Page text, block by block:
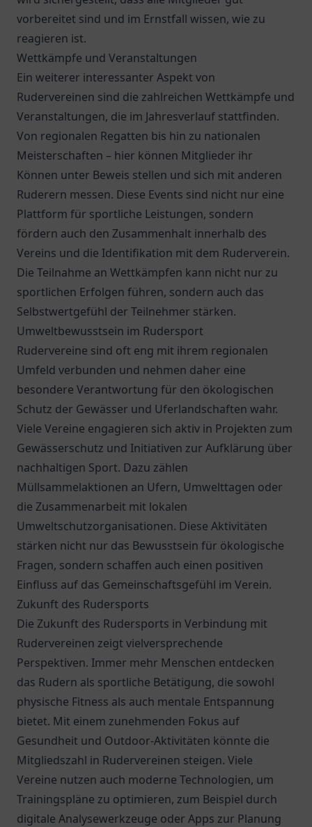
vorbereitet sind und im Ernstfall wissen, wie zu
reagieren ist.
Wettkämpfe und Veranstaltungen
Ein weiterer interessanter Aspekt von
Rudervereinen sind die zahlreichen Wettkämpfe und
Veranstaltungen, die im Jahresverlauf stattfinden.
Von regionalen Regatten bis hin zu nationalen
Meisterschaften – hier können Mitglieder ihr
Können unter Beweis stellen und sich mit anderen
Ruderern messen. Diese Events sind nicht nur eine
Plattform für sportliche Leistungen, sondern
fördern auch den Zusammenhalt innerhalb des
Vereins und die Identifikation mit dem Ruderverein.
Die Teilnahme an Wettkämpfen kann nicht nur zu
sportlichen Erfolgen führen, sondern auch das
Selbstwertgefühl der Teilnehmer stärken.
Umweltbewusstsein im Rudersport
Rudervereine sind oft eng mit ihrem regionalen
Umfeld verbunden und nehmen daher eine
besondere Verantwortung für den ökologischen
Schutz der Gewässer und Uferlandschaften wahr.
Viele Vereine engagieren sich aktiv in Projekten zum
Gewässerschutz und Initiativen zur Aufklärung über
nachhaltigen Sport. Dazu zählen
Müllsammelaktionen an Ufern, Umwelttagen oder
die Zusammenarbeit mit lokalen
Umweltschutzorganisationen. Diese Aktivitäten
stärken nicht nur das Bewusstsein für ökologische
Fragen, sondern schaffen auch einen positiven
Einfluss auf das Gemeinschaftsgefühl im Verein.
Zukunft des Rudersports
Die Zukunft des Rudersports in Verbindung mit
Rudervereinen zeigt vielversprechende
Perspektiven. Immer mehr Menschen entdecken
das Rudern als sportliche Betätigung, die sowohl
physische Fitness als auch mentale Entspannung
bietet. Mit einem zunehmenden Fokus auf
Gesundheit und Outdoor-Aktivitäten könnte die
Mitgliedszahl in Rudervereinen steigen. Viele
Vereine nutzen auch moderne Technologien, um
Trainingspläne zu optimieren, zum Beispiel durch
digitale Analysewerkzeuge oder Apps zur Planung